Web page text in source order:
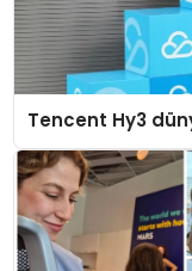
Tencent Hy3